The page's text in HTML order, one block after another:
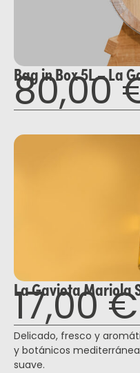
Bag in Box 5L – La
80,00
La Gaviota Mariola
17,00€
Delicado, fresco y
y botánicos
suave.